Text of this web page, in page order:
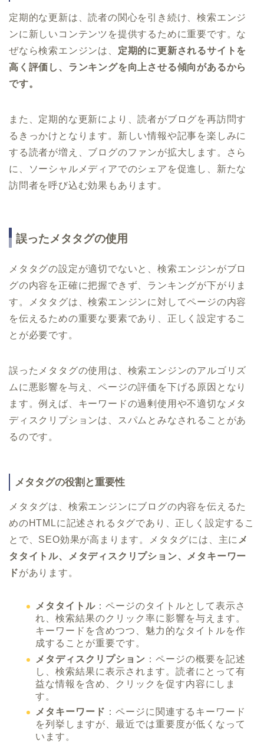
定期的な更新は、読者の関心を引き続け、検索エンジ
ンに新しいコンテンツを提供するために重要です。な
ぜなら検索エンジンは、 定期的に更新されるサイトを
高く評価し、ランキングを向上させる傾向があるから
です。
また、定期的な更新により、読者がブログを再訪問す
るきっかけとなります。新しい情報や記事を楽しみに
する読者が増え、ブログのファンが拡大します。さら
に、ソーシャルメディアでのシェアを促進し、新たな
訪問者を呼び込む効果もあります。
誤ったメタタグの使用
メタタグの設定が適切でないと、検索エンジンがブロ
グの内容を正確に把握できず、ランキングが下がりま
す。メタタグは、検索エンジンに対してページの内容
を伝えるための重要な要素であり、正しく設定するこ
とが必要です。
誤ったメタタグの使用は、検索エンジンのアルゴリズ
ムに悪影響を与え、ページの評価を下げる原因となり
ます。例えば、キーワードの過剰使用や不適切なメタ
ディスクリプションは、スパムとみなされることがあ
るのです。
メタタグの役割と重要性
メタタグは、検索エンジンにブログの内容を伝えるた
めのHTMLに記述されるタグであり、正しく設定するこ
とで、SEO効果が高まります。メタタグには、主に メ
タタイトル、メタディスクリプション、メタキーワー
ドがあります。
メタタイトル ：ページのタイトルとして表示さ
れ、検索結果のクリック率に影響を与えます。
キーワードを含めつつ、魅力的なタイトルを作
成することが重要です。
メタディスクリプション ：ページの概要を記述
し、検索結果に表示されます。読者にとって有
益な情報を含め、クリックを促す内容にしま
す。
メタキーワード ：ページに関連するキーワード
を列挙しますが、最近では重要度が低くなって
います。